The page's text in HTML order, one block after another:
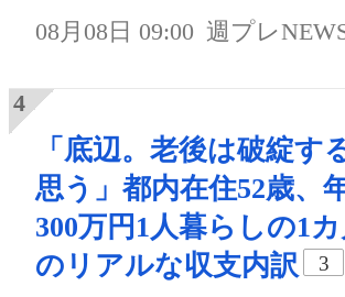
08月08日 09:00 週プレ
「底辺。老後は破綻す
思う」都内在住52歳、
300万円1人暮らしの1カ
のリアルな収支内訳
3